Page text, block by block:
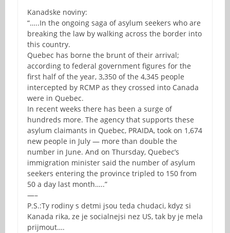
Kanadske noviny:
“…..In the ongoing saga of asylum seekers who are
breaking the law by walking across the border into
this country.
Quebec has borne the brunt of their arrival;
according to federal government figures for the
first half of the year, 3,350 of the 4,345 people
intercepted by RCMP as they crossed into Canada
were in Quebec.
In recent weeks there has been a surge of
hundreds more. The agency that supports these
asylum claimants in Quebec, PRAIDA, took on 1,674
new people in July — more than double the
number in June. And on Thursday, Quebec’s
immigration minister said the number of asylum
seekers entering the province tripled to 150 from
50 a day last month…..”
—–
P.S.:Ty rodiny s detmi jsou teda chudaci, kdyz si
Kanada rika, ze je socialnejsi nez US, tak by je mela
prijmout….